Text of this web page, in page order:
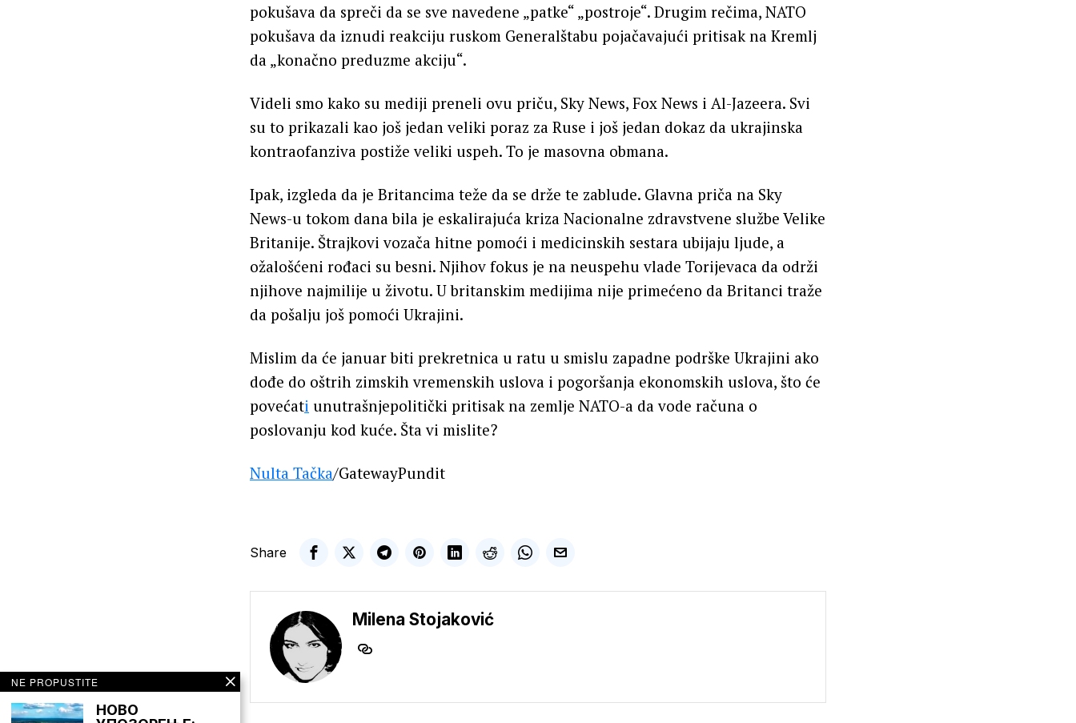
pokušava da spreči da se sve navedene „patke“ „postroje“. Drugim rečima, NATO
pokušava da iznudi reakciju ruskom Generalštabu pojačavajući pritisak na Kremlj
da „konačno preduzme akciju“.
Videli smo kako su mediji preneli ovu priču, Sky News, Fox News i Al-Jazeera. Svi
su to prikazali kao još jedan veliki poraz za Ruse i još jedan dokaz da ukrajinska
kontraofanziva postiže veliki uspeh. To je masovna obmana.
Ipak, izgleda da je Britancima teže da se drže te zablude. Glavna priča na Sky
News-u tokom dana bila je eskalirajuća kriza Nacionalne zdravstvene službe Velike
Britanije. Štrajkovi vozača hitne pomoći i medicinskih sestara ubijaju ljude, a
ožalošćeni rođaci su besni. Njihov fokus je na neuspehu vlade Torijevaca da održi
njihove najmilije u životu. U britanskim medijima nije primećeno da Britanci traže
da pošalju još pomoći Ukrajini.
Mislim da će januar biti prekretnica u ratu u smislu zapadne podrške Ukrajini ako
dođe do oštrih zimskih vremenskih uslova i pogoršanja ekonomskih uslova, što će
povećati unutrašnjepolitički pritisak na zemlje NATO-a da vode računa o
poslovanju kod kuće. Šta vi mislite?
Nulta Tačka/GatewayPundit
Share
Milena Stojaković
NE PROPUSTITE
НОВО